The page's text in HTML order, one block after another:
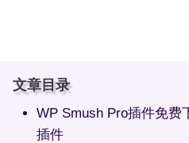
文章目录
WP Smush Pro插件免费
插件